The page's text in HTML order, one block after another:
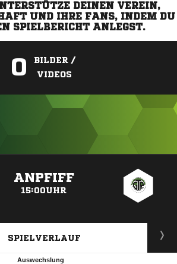
DEINEN VEREIN,
UND IHRE FANS, INDEM DU
SPIELBERICHT ANLEGST.
0
BILDER /
VIDEOS
ANPFIFF
15:00UHR
SPIELVERLAUF
Auswechslung